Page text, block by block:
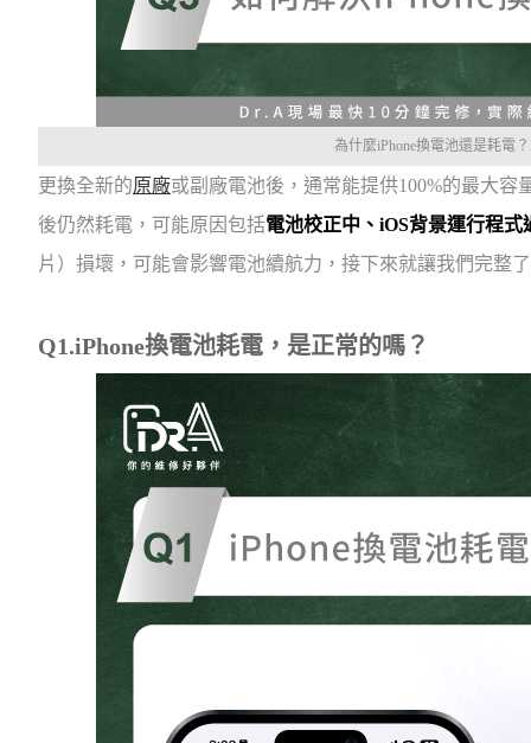
為什麼iPhone換電池還是耗電
更換全新的原廠或副廠電池後，通常能提供100%的最大容
後仍然耗電，可能原因包括電池校正中、iOS背景運行程
片）損壞，可能會影響電池續航力，接下來就讓我們完整
Q1.iPhone換電池耗電，是正常的嗎？